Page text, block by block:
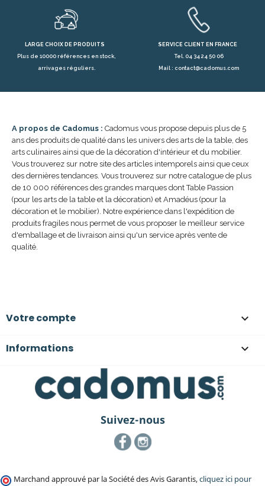
LARGE CHOIX DE PRODUITS
Plus de 10000 références en stock,
arrivages réguliers.
SERVICE CLIENT EN FRANCE
Tel. 04 34 24 50 06
Mail : contact@cadomus.com
A propos de Cadomus : Cadomus vous propose depuis plus de 5
ans des produits de qualité dans les univers des arts de la table, des
arts culinaires ainsi que de la décoration d'intérieur et du mobilier.
Vous trouverez sur notre site des articles intemporels ainsi que ceux
des dernières tendances. Vous trouverez sur notre catalogue de plus
de 10 000 références des grandes marques dont Table Passion
(pour les arts de la table et la décoration) et Amadéus (pour la
décoration et le mobilier). Notre expérience dans l'expédition de
produits fragiles nous permet de vous proposer le meilleur service
d'emballage et de livraison ainsi qu'un service après vente de
qualité.
Votre compte 
Informations 
Suivez-nous
FacebookInstagram
Marchand approuvé par la Société des Avis Garantis,cliquez ici pour